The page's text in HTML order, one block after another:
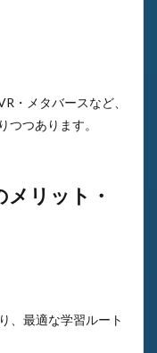
・メタバースなど、
つつあります。
リット・
、最適な学習ルート